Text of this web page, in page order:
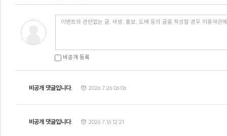
비공개 등록
비공개 댓글입니다. 2026.7.26 06:06
비공개 댓글입니다. 2026.7.16 12:21